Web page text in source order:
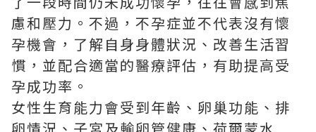
慮和壓力。不過，不孕症並不代表沒有懷
孕機會，了解自身身體狀況、改善生活習
慣，並配合適當的醫療評估，有助提高受
孕成功率。
女性生育能力會受到年齡、卵巢功能、排